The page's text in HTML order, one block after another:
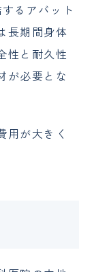
るアバット
長期間身体
性と耐久性
が必要とな
用が大きく